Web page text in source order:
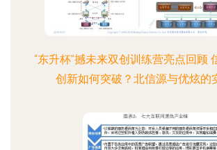
“东升杯”撼未来双创训练营亮点回顾
创新如何突破？北信源与优炫的